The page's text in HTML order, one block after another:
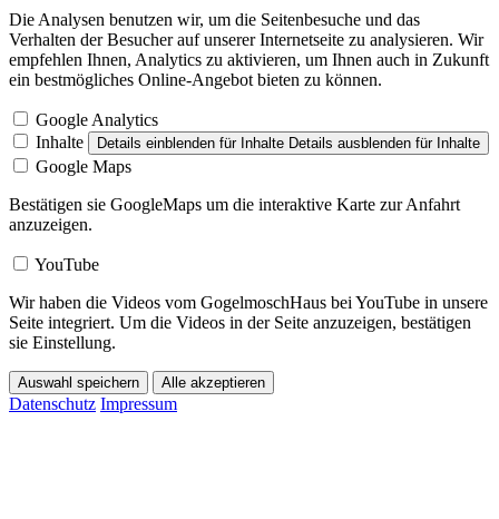
Die Analysen benutzen wir, um die Seitenbesuche und das
Verhalten der Besucher auf unserer Internetseite zu analysieren. Wir
empfehlen Ihnen, Analytics zu aktivieren, um Ihnen auch in Zukunft
ein bestmögliches Online-Angebot bieten zu können.
Google Analytics
Inhalte
Details einblenden für Inhalte Details ausblenden für Inhalte
Google Maps
Bestätigen sie GoogleMaps um die interaktive Karte zur Anfahrt
anzuzeigen.
YouTube
Wir haben die Videos vom GogelmoschHaus bei YouTube in unsere
Seite integriert. Um die Videos in der Seite anzuzeigen, bestätigen
sie Einstellung.
Auswahl speichern Alle akzeptieren
Datenschutz Impressum